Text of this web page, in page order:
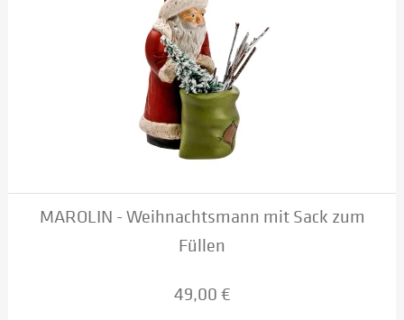
MAROLIN - Weihnachtsmann mit Sack zum
Füllen
49,00 €